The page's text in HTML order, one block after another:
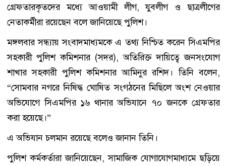
গ্রেফতারকৃতদের মধ্যে আওয়ামী লীগ, যুবলীগ ও ছাত্রলীগের
নেতাকর্মীরা রয়েছেন বলে জানিয়েছে পুলিশ।
মঙ্গলবার সন্ধ্যায় সংবাদমাধ্যমকে এ তথ্য নিশ্চিত করেন সিএমপির
সহকারী পুলিশ কমিশনার (সদর), অতিরিক্ত দায়িত্বে জনসংযোগ
শাখার সহকারী পুলিশ কমিশনার আমিনুর রশিদ। তিনি বলেন,
“সোমবার নগরে নিষিদ্ধ ঘোষিত সংগঠনের মিছিলে অংশ নেওয়ার
অভিযোগে সিএমপির ১৬ থানার অভিযানে ৭০ জনকে গ্রেফতার
করা হয়েছে।”
এ অভিযান চলমান রয়েছে বলেও জানান তিনি।
পুলিশ কর্মকর্তারা জানিয়েছেন, সামাজিক যোগাযোগমাধ্যমে ছড়িয়ে